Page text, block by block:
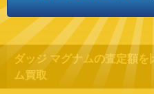
ダッジ マグナムの査定額
ム買取